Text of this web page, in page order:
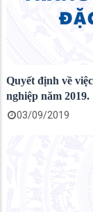
Quyết định về
nghiệp năm 2019.
03/09/2019